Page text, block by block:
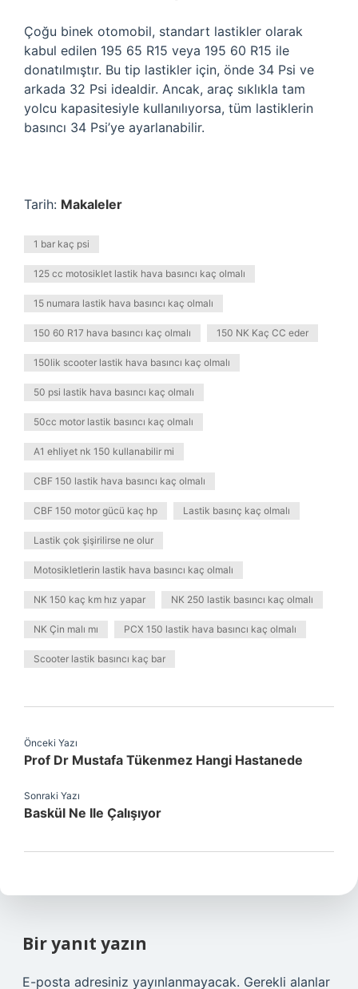
Çoğu binek otomobil, standart lastikler olarak
kabul edilen 195 65 R15 veya 195 60 R15 ile
donatılmıştır. Bu tip lastikler için, önde 34 Psi ve
arkada 32 Psi idealdir. Ancak, araç sıklıkla tam
yolcu kapasitesiyle kullanılıyorsa, tüm lastiklerin
basıncı 34 Psi’ye ayarlanabilir.
Tarih: Makaleler
1 bar kaç psi
125 cc motosiklet lastik hava basıncı kaç olmalı
15 numara lastik hava basıncı kaç olmalı
150 60 R17 hava basıncı kaç olmalı 150 NK Kaç CC eder
150lik scooter lastik hava basıncı kaç olmalı
50 psi lastik hava basıncı kaç olmalı
50cc motor lastik basıncı kaç olmalı
A1 ehliyet nk 150 kullanabilir mi
CBF 150 lastik hava basıncı kaç olmalı
CBF 150 motor gücü kaç hp Lastik basınç kaç olmalı
Lastik çok şişirilirse ne olur
Motosikletlerin lastik hava basıncı kaç olmalı
NK 150 kaç km hız yapar NK 250 lastik basıncı kaç olmalı
NK Çin malı mı PCX 150 lastik hava basıncı kaç olmalı
Scooter lastik basıncı kaç bar
Önceki Yazı
Prof Dr Mustafa Tükenmez Hangi Hastanede
Sonraki Yazı
Baskül Ne Ile Çalışıyor
Bir yanıt yazın
E-posta adresiniz yayınlanmayacak. Gerekli alanlar